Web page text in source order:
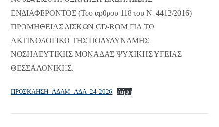
ΕΝΔΙΑΦΕΡΟΝΤΟΣ (Του άρθρου 118 του Ν. 4412/2016)
ΠΡΟΜΗΘΕΙΑΣ ΔΙΣΚΩΝ CD-ROM ΓΙΑ ΤΟ
ΑΚΤΙΝΟΛΟΓΙΚΟ ΤΗΣ ΠΟΛΥΔΥΝΑΜΗΣ
ΝΟΣΗΛΕΥΤΙΚΗΣ ΜΟΝΑΔΑΣ ΨΥΧΙΚΗΣ ΥΓΕΙΑΣ
ΘΕΣΣΑΛΟΝΙΚΗΣ.
ΠΡΟΣΚΛΗΣΗ_ΑΔΑΜ_ΑΔΑ_24-2026 Λήψη